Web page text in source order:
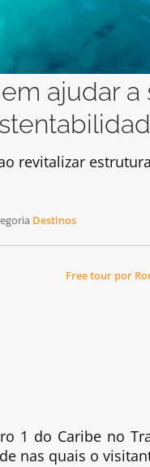
ajudar a
revitalizar
Destinos
1 do Caribe no
nas quais o